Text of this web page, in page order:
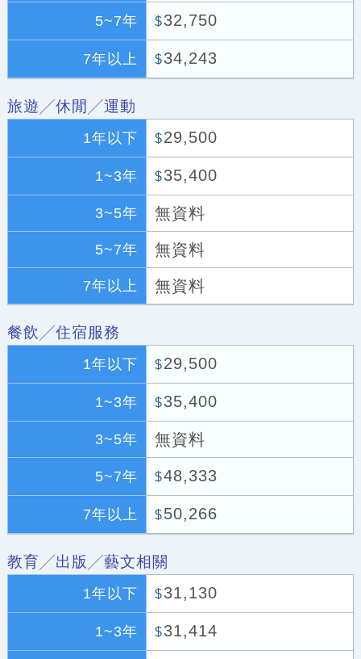
5~7年 $32,750
7年以上 $34,243
旅遊╱休閒╱運動
1年以下 $29,500
1~3年 $35,400
3~5年 無資料
5~7年 無資料
7年以上 無資料
餐飲╱住宿服務
1年以下 $29,500
1~3年 $35,400
3~5年 無資料
5~7年 $48,333
7年以上 $50,266
教育╱出版╱藝文相關
1年以下 $31,130
1~3年 $31,414